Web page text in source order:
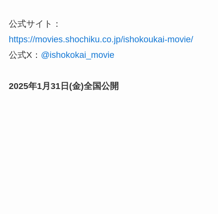
公式サイト：
https://movies.shochiku.co.jp/ishokoukai-movie/
公式X： @ishokokai_movie
2025年1月31日(金)全国公開